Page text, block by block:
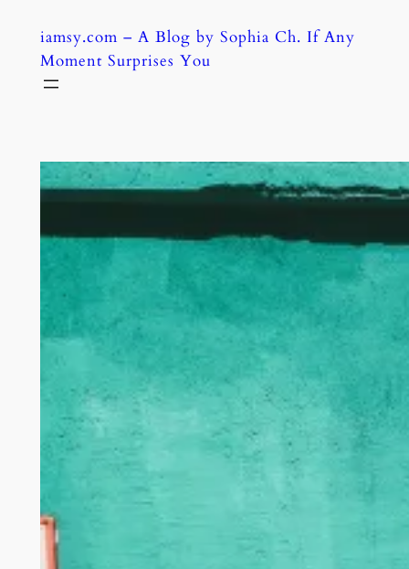
content
iamsy.com – A Blog by Sophia Ch. If Any
Moment Surprises You